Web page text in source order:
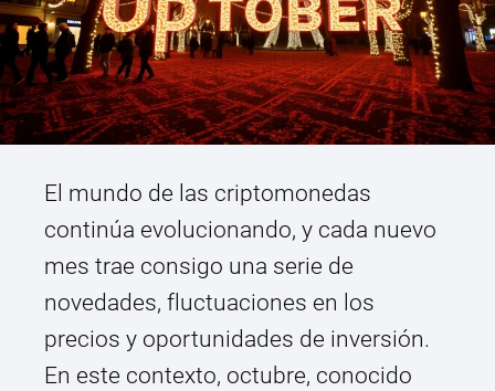
El mundo de las criptomonedas
continúa evolucionando, y cada nuevo
mes trae consigo una serie de
novedades, fluctuaciones en los
precios y oportunidades de inversión.
En este contexto, octubre, conocido